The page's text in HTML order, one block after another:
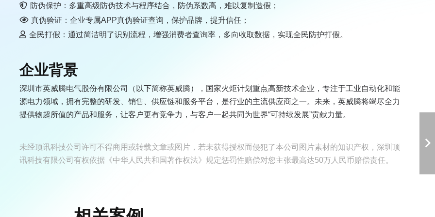
防伪保护：多重高级防伪技术与程序结合，防伪系数高，难以复制造假；
真伪验证：企业专属APP真伪验证查询，保护品牌，提升信任；
全民打假：通过简洁明了识别流程，增强消费者查询率，多向收取数据，实现全民防护打假。
企业背景
深圳市英威腾电气股份有限公司（以下简称英威腾），国家火炬计划重点高新技术企业，专注于工业自动化和能
源电力领域，拥有完整的研发、销售、供应链和服务平台，是行业的主流供应商之一。未来，英威腾将竭尽全力
提供物超所值的产品和服务，让客户更有竞争力，与客户一起共同为世界“可持续发展”贡献力量。
未经顶讯科技公司许可不得商用或转载文章或图片，若未获得授权而侵犯了本公司图片素材的知识产权，深圳顶
讯科技有限公司有权依据《中华人民共和国著作权法》规定惩罚性赔偿对您主张最高达50万人民币赔偿责任。